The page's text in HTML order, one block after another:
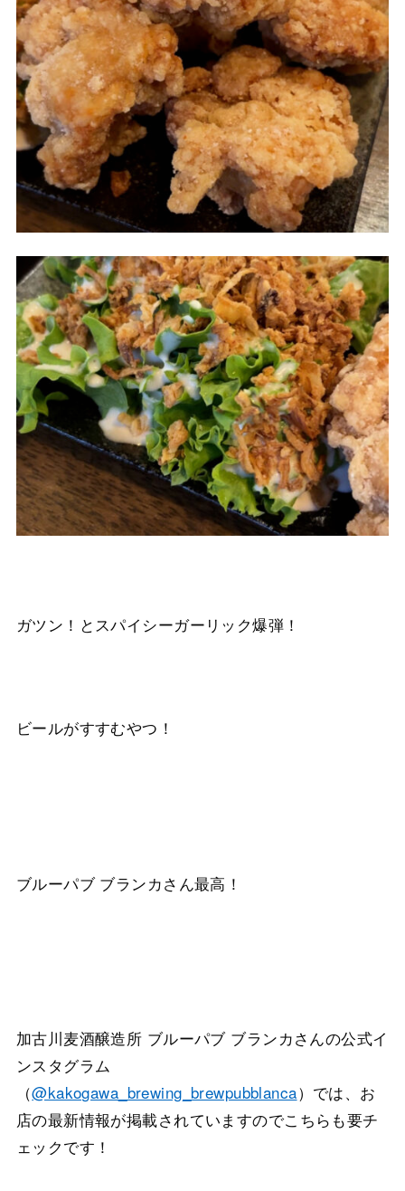
ガツン！とスパイシーガーリック爆弾！
ビールがすすむやつ！
ブルーパブ ブランカさん最高！
加古川麦酒醸造所 ブルーパブ ブランカさんの公式イ
ンスタグラム
（@kakogawa_brewing_brewpubblanca）では、お
店の最新情報が掲載されていますのでこちらも要チ
ェックです！